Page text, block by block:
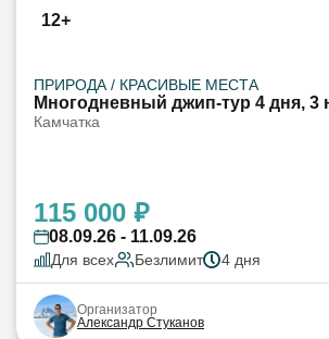
12+
ПРИРОДА / КРАСИВЫЕ МЕСТА
Многодневный джип-тур 4 дня, 3
Камчатка
115 000 ₽
08.09.26 - 11.09.26
Для всех Безлимит 4 дня
Организатор
Александр Стуканов